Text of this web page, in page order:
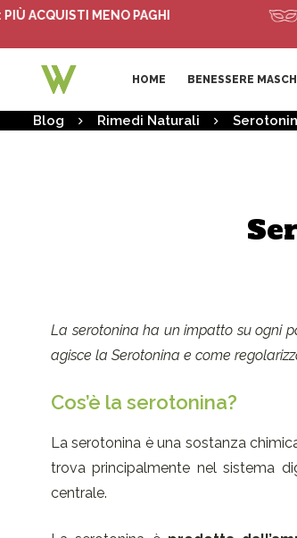
MENO PAGHI
HOME BENESSERE
Blog Rimedi Naturali
La serotonina ha un impatto su ogni
agisce la Serotonina e come
Cos’è la serotonina?
La serotonina è una sostanza
trova principalmente nel sistema
centrale.